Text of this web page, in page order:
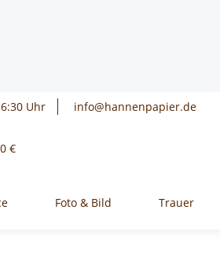
Uhr info@hannenpapier.de
€
Foto & Bild Trauer